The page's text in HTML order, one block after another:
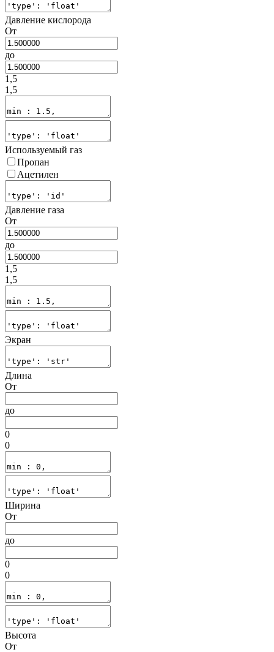
Давление кислорода
От
до
1,5
1,5
Используемый газ
Пропан
Ацетилен
Давление газа
От
до
1,5
1,5
Экран
Длина
От
до
0
0
Ширина
От
до
0
0
Высота
От